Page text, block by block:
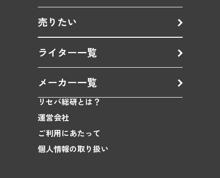
売りたい
ライター一覧
メーカー一覧
リセバ総研とは？
運営会社
ご利用にあたって
個人情報の取り扱い